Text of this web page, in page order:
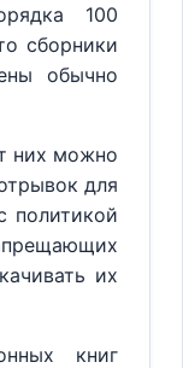
100
сборники
обычно
них можно
для
политикой
их
книг